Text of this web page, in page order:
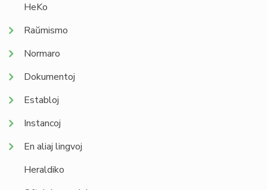
HeKo
Raŭmismo
Normaro
Dokumentoj
Establoj
Instancoj
En aliaj lingvoj
Heraldiko